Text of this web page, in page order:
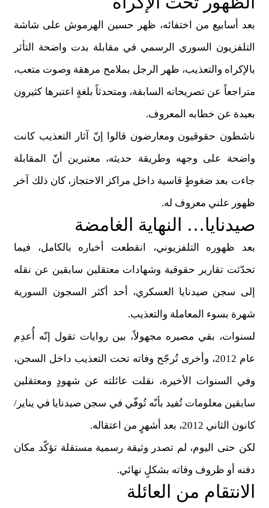
بعد أسابيع من اختفائه، ظهر حسين الهرموش على شاشة
التلفزيون السوري الرسمي في مقابلة بدت واضحة التأثر
بالإكراه والتعذيب، ظهر الرجل بملامح مرهقة وصوت متعب،
متراجعاً عن تصريحاته السابقة، ومتحدثاً بلغةٍ اعتبرها كثيرون
بعيدة عن خطابه المعروف.
ناشطون حقوقيون ومعارضون قالوا إنّ آثار التعذيب كانت
واضحة على وجهه وطريقة حديثه، معتبرين أنّ المقابلة
جاءت بعد ضغوطٍ قاسية داخل مراكز الاحتجاز، كان ذلك آخر
ظهور علني معروف له.
صيدنايا… النهاية الغامضة
بعد ظهوره التلفزيوني، انقطعت أخباره بالكامل، فيما
تحدّثت تقارير حقوقية وشهادات معتقلين سابقين عن نقله
إلى سجن صيدنايا العسكري، أحد أكثر السجون السورية
شهرة بسوء المعاملة والتعذيب.
لسنوات، بقي مصيره مجهولاً، بين روايات تقول إنّه أُعدِم
عام 2012، وأخرى تُرجّح وفاته تحت التعذيب داخل السجن،
وفي السنوات الأخيرة، نقلت عائلته عن شهودٍ ومعتقلين
سابقين معلومات تُفيد بأنّه تُوفّي في سجن صيدنايا في يناير/
كانون الثاني 2012، بعد أشهرٍ من اعتقاله
.
لكن حتى اليوم، لم تصدر وثيقة رسمية مستقلة تؤكّد مكان
دفنه أو ظروف وفاته بشكلٍ نهائي.
الانتقام من العائلة